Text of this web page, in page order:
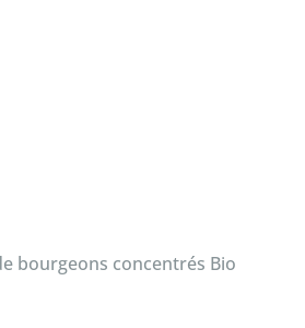
bourgeons concentrés Bio